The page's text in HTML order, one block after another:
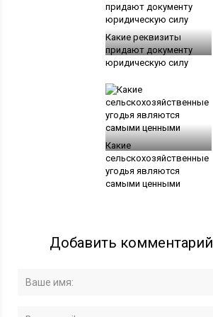
Какие реквизиты
придают документу
юридическую силу
Какие
сельскохозяйственные
угодья являются
самыми ценными
Добавить комментарий